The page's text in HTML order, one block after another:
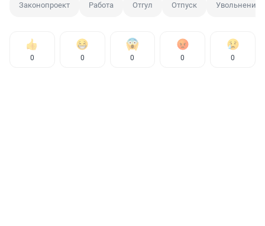
Законопроект Работа Отгул Отпуск Увольнение
0 0 0 0 0